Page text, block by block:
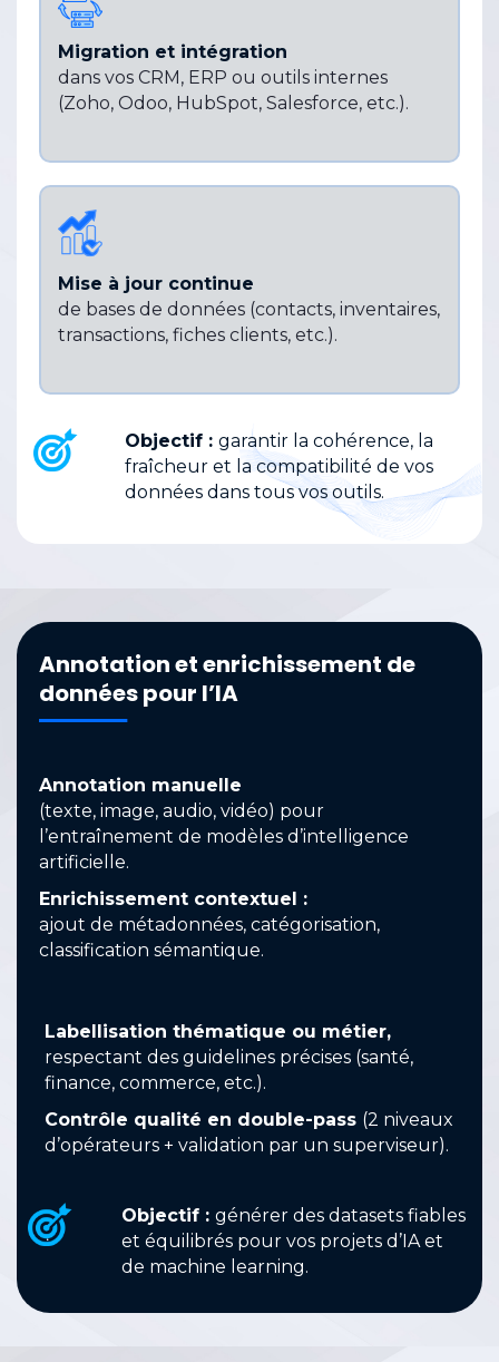
Migration et intégration
dans vos CRM, ERP ou outils internes
(Zoho, Odoo, HubSpot, Salesforce, etc.).
Mise à jour continue
de bases de données (contacts, inventaires,
transactions, fiches clients, etc.).
Objectif : garantir la cohérence, la
fraîcheur et la compatibilité de vos
données dans tous vos outils.
Annotation et enrichissement de
données pour l’IA
Annotation manuelle
(texte, image, audio, vidéo) pour
l’entraînement de modèles d’intelligence
artificielle.
Enrichissement contextuel :
ajout de métadonnées, catégorisation,
classification sémantique.
Labellisation thématique ou métier,
respectant des guidelines précises (santé,
finance, commerce, etc.).
Contrôle qualité en double-pass (2 niveaux
d’opérateurs + validation par un superviseur).
Objectif :générer des datasets fiables
et équilibrés pour vos projets d’IA et
de machine learning.